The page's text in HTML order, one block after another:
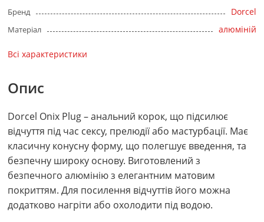
Бренд Dorcel
Матеріал алюміній
Всі характеристики
Опис
Dorcel Onix Plug – анальний корок, що підсилює
відчуття під час сексу, прелюдії або мастурбації. Має
класичну конусну форму, що полегшує введення, та
безпечну широку основу. Виготовлений з
безпечного алюмінію з елегантним матовим
покриттям. Для посилення відчуттів його можна
додатково нагріти або охолодити під водою.